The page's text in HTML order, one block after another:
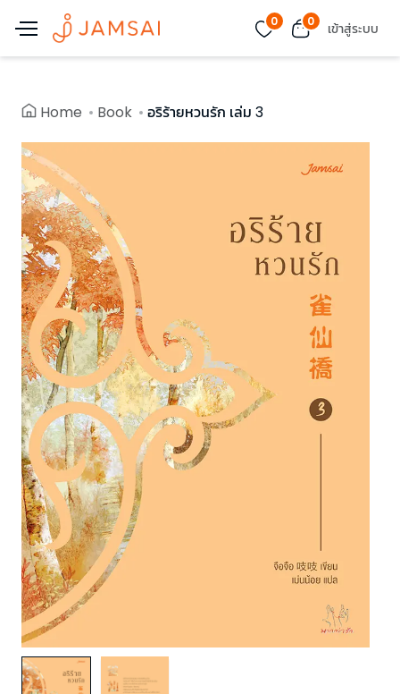
0 0 เข้าสู่ระบบ
Home Book อริร้ายหวนรัก เล่ม 3